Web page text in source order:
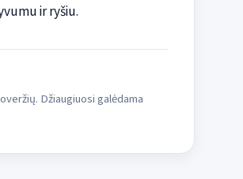
ir ryšiu.
Džiaugiuosi galėdama